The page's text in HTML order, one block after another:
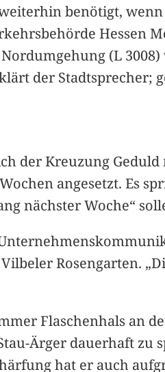
benötigt,
Hessen
(L
der Stadtsprecher;
der Kreuzung
angesetzt. Es
nächster Woche“
Rosengarten.
Flaschenhals an
Ärger dauerhaft
hat er auch